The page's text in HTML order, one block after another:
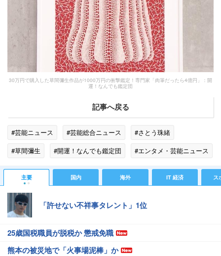
30万円で購入した草間彌生作品が1000万円の衝撃鑑定！専門家「肉筆だったら4億円」：開
運！なんでも鑑定団
記事へ戻る
#芸能ニュース #芸能総合ニュース
#さとう珠緒
#草間彌生
#開運！なんでも鑑定団 #エンタメ・芸能ニュース
主要 国内 海外 IT 経済 ス
「許せない不祥事タレント」1位
25歳国税職員が脱税か 懲戒免職
熊本の被災地で「火事場泥棒」か